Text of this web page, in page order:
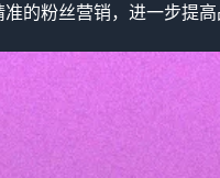
的粉丝营销，进一步提